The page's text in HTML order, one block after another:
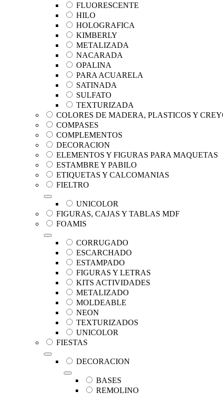
FLUORESCENTE
HILO
HOLOGRAFICA
KIMBERLY
METALIZADA
NACARADA
OPALINA
PARA ACUARELA
SATINADA
SULFATO
TEXTURIZADA
COLORES DE MADERA, PLASTICOS Y
COMPASES
COMPLEMENTOS
DECORACION
ELEMENTOS Y FIGURAS PARA MAQUETAS
ESTAMBRE Y PABILO
ETIQUETAS Y CALCOMANIAS
FIELTRO
UNICOLOR
FIGURAS, CAJAS Y TABLAS MDF
FOAMIS
CORRUGADO
ESCARCHADO
ESTAMPADO
FIGURAS Y LETRAS
KITS ACTIVIDADES
METALIZADO
MOLDEABLE
NEON
TEXTURIZADOS
UNICOLOR
FIESTAS
DECORACION
BASES
REMOLINO